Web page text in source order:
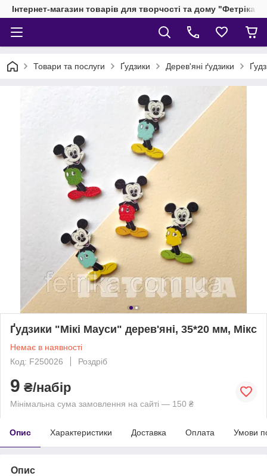
Інтернет-магазин товарів для творчості та дому "Фетріка"
Товари та послуги Ґудзики Дерев'яні ґудзики
Ґудзики "Мікі Мауси" дерев'яні, 35*20 мм, Мікс
Немає в наявності
Код: F250026
Роздріб
9 ₴/набір
Мінімальна сума замовлення на сайті — 150 ₴
Опис Характеристики Доставка Оплата Умови
Опис